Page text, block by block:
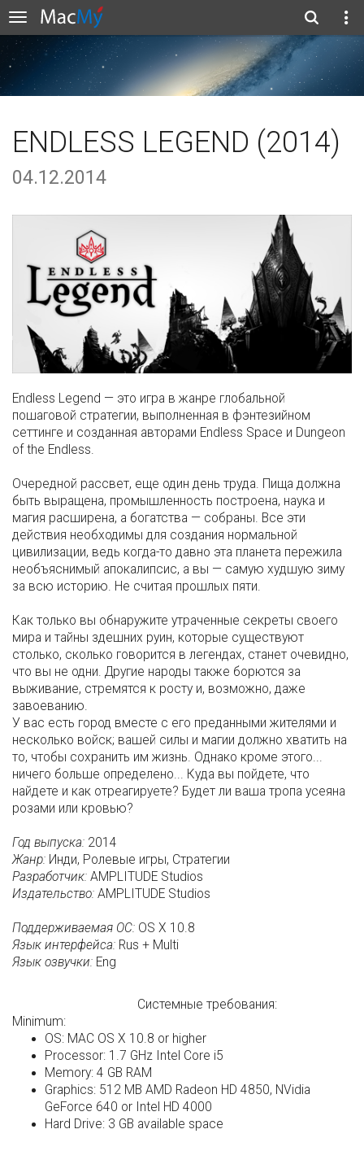
ENDLESS LEGEND (2014)
04.12.2014
Endless Legend — это игра в жанре глобальной
пошаговой стратегии, выполненная в фэнтезийном
сеттинге и созданная авторами Endless Space и Dungeon
of the Endless.
Очередной рассвет, еще один день труда. Пища должна
быть выращена, промышленность построена, наука и
магия расширена, а богатства — собраны. Все эти
действия необходимы для создания нормальной
цивилизации, ведь когда-то давно эта планета пережила
необъяснимый апокалипсис, а вы — самую худшую зиму
за всю историю. Не считая прошлых пяти.
Как только вы обнаружите утраченные секреты своего
мира и тайны здешних руин, которые существуют
столько, сколько говорится в легендах, станет очевидно,
что вы не одни. Другие народы также борются за
выживание, стремятся к росту и, возможно, даже
завоеванию.
У вас есть город вместе с его преданными жителями и
несколько войск; вашей силы и магии должно хватить на
то, чтобы сохранить им жизнь. Однако кроме этого...
ничего больше определено... Куда вы пойдете, что
найдете и как отреагируете? Будет ли ваша тропа усеяна
розами или кровью?
Год выпуска: 2014
Жанр: Инди, Ролевые игры, Стратегии
Разработчик: AMPLITUDE Studios
Издательство: AMPLITUDE Studios
Поддерживаемая ОС: OS X 10.8
Язык интерфейса: Rus + Multi
Язык озвучки: Eng
Системные требования:
Minimum:
OS: MAC OS X 10.8 or higher
Processor: 1.7 GHz Intel Core i5
Memory: 4 GB RAM
Graphics: 512 MB AMD Radeon HD 4850, NVidia
GeForce 640 or Intel HD 4000
Hard Drive: 3 GB available space